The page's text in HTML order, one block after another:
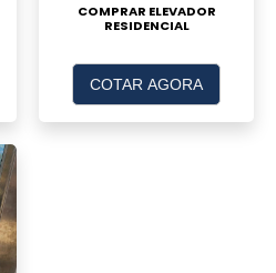
COMPRAR ELEVADOR
RESIDENCIAL
COTAR AGORA